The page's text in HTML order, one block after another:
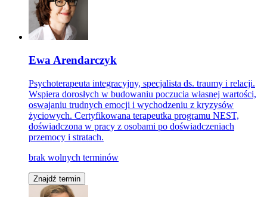
Ewa Arendarczyk
Psychoterapeuta integracyjny, specjalista ds. traumy i relacji.
Wspiera dorosłych w budowaniu poczucia własnej wartości,
oswajaniu trudnych emocji i wychodzeniu z kryzysów
życiowych. Certyfikowana terapeutka programu NEST,
doświadczona w pracy z osobami po doświadczeniach
przemocy i stratach.
brak wolnych terminów
Znajdź termin